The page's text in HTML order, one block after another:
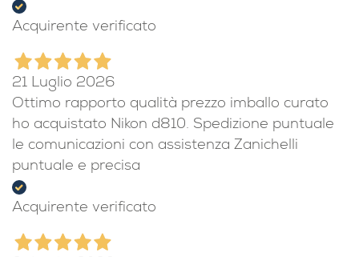
Acquirente verificato
21 Luglio 2026
Ottimo rapporto qualità prezzo imballo curato
ho acquistato Nikon d810. Spedizione puntuale
le comunicazioni con assistenza Zanichelli
puntuale e precisa
Acquirente verificato